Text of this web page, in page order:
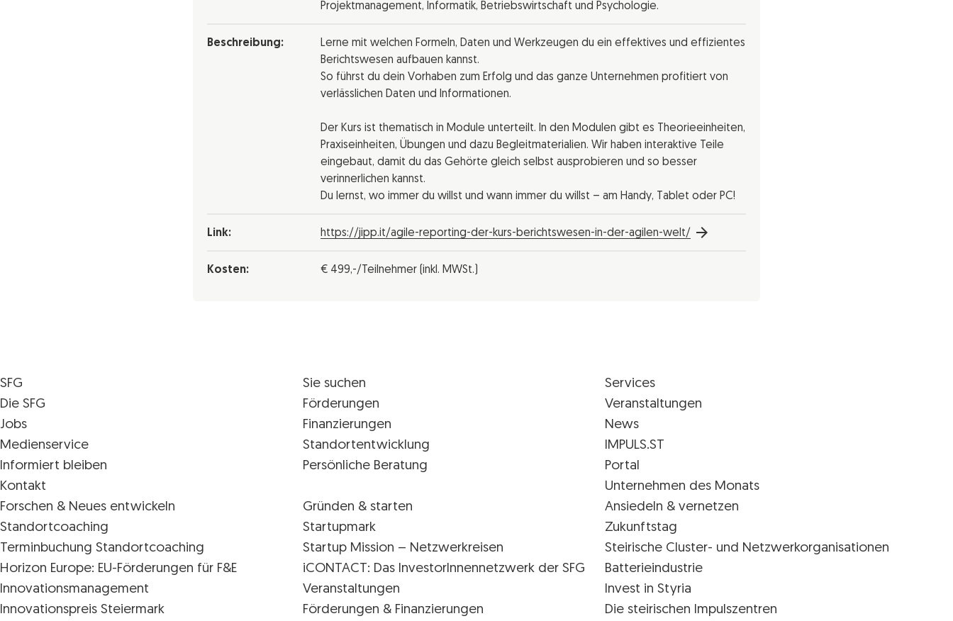
Projektmanagement, Informatik, Betriebswirtschaft und Psychologie.
Beschreibung:
Lerne mit welchen Formeln, Daten und Werkzeugen du ein effektives und effizientes
Berichtswesen aufbauen kannst.
So führst du dein Vorhaben zum Erfolg und das ganze Unternehmen profitiert von
verlässlichen Daten und Informationen.
Der Kurs ist thematisch in Module unterteilt. In den Modulen gibt es Theorieeinheiten,
Praxiseinheiten, Übungen und dazu Begleitmaterialien. Wir haben interaktive Teile
eingebaut, damit du das Gehörte gleich selbst ausprobieren und so besser
verinnerlichen kannst.
Du lernst, wo immer du willst und wann immer du willst – am Handy, Tablet oder PC!
Link: https://jipp.it/agile-reporting-der-kurs-berichtswesen-in-der-agilen-welt/
Kosten: € 499,-/Teilnehmer (inkl. MWSt.)
SFG
Die SFG
Jobs
Medienservice
Informiert bleiben
Kontakt
Sie suchen
Förderungen
Finanzierungen
Standortentwicklung
Persönliche Beratung
Services
Veranstaltungen
News
IMPULS.ST
Portal
Unternehmen des Monats
Forschen & Neues entwickeln
Standortcoaching
Terminbuchung Standortcoaching
Horizon Europe: EU-Förderungen für F&E
Innovations­management
Innovationspreis Steiermark
Gründen & starten
Startupmark
Startup Mission – Netzwerkreisen
iCONTACT: Das InvestorInnennetzwerk der SFG
Veranstaltungen
Förderungen & Finanzierungen
Ansiedeln & vernetzen
Zukunftstag
Steirische Cluster- und Netzwerkorganisationen
Batterieindustrie
Invest in Styria
Die steirischen Impulszentren